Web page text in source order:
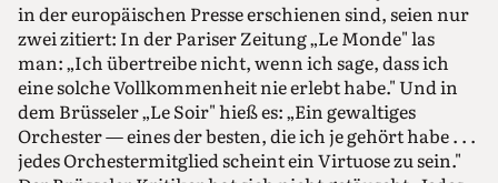
in der europäischen Presse erschienen sind, seien nur
zwei zitiert: In der Pariser Zeitung „Le Monde" las
man: „Ich übertreibe nicht, wenn ich sage, dass ich
eine solche Vollkommenheit nie erlebt habe." Und in
dem Brüsseler „Le Soir" hieß es: „Ein gewaltiges
Orchester — eines der besten, die ich je gehört habe . . .
jedes Orchestermitglied scheint ein Virtuose zu sein."